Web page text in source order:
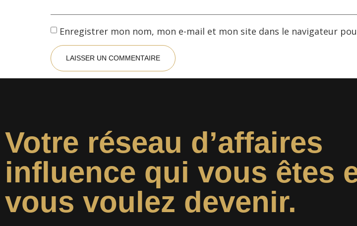
Enregistrer mon nom, mon e-mail et mon site dans le navigateur
Votre réseau d’affaires
influence qui vous êtes
vous voulez devenir.